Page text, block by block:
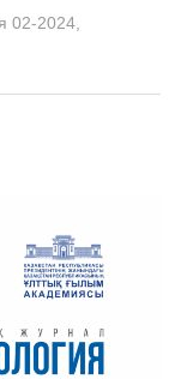
02-2024,